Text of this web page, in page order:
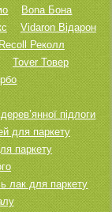
Bona Бона
Vidaron Відарон
Реколл
Tover Товер
підлоги
для паркету
паркету
лак для паркету